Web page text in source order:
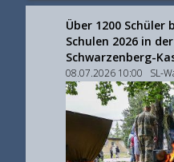
Über 1200 Schüler
Schulen 2026 in der
Schwarzenberg-
08.07.2026 10:00 SL-